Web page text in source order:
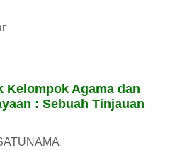
Kelompok Agama dan
: Sebuah Tinjauan